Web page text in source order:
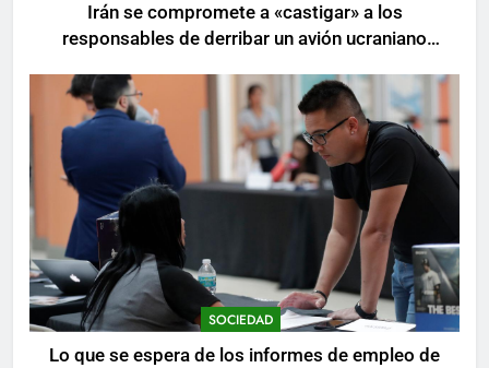
Irán se compromete a «castigar» a los
responsables de derribar un avión ucraniano
SOCIEDAD
Lo que se espera de los informes de empleo de